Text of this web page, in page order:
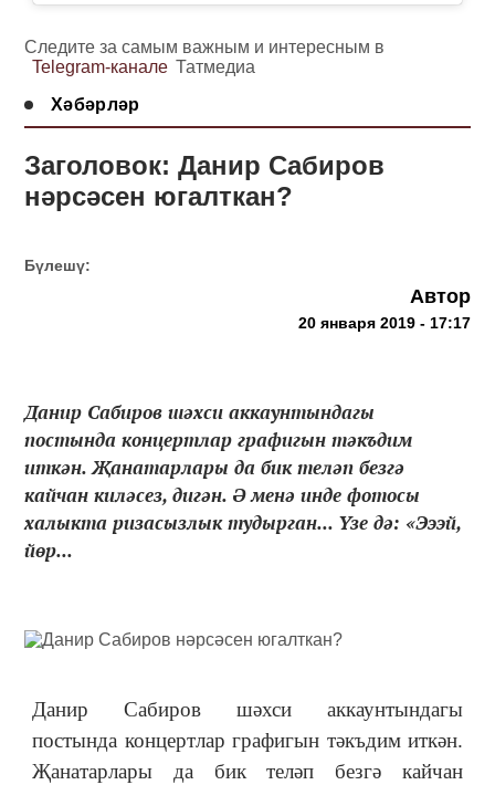
Следите за самым важным и интересным в
Telegram-канале Татмедиа
Хәбәрләр
Заголовок: Данир Сабиров
нәрсәсен югалткан?
Бүлешү:
Автор
20 января 2019 - 17:17
Данир Сабиров шәхси аккаунтындагы
постында концертлар графигын тәкъдим
иткән. Җанатарлары да бик теләп безгә
кайчан киләсез, дигән. Ә менә инде фотосы
халыкта ризасызлык тудырган... Үзе дә: «Эээй,
йөр...
Данир Сабиров шәхси аккаунтындагы
постында концертлар графигын тәкъдим иткән.
Җанатарлары да бик теләп безгә кайчан